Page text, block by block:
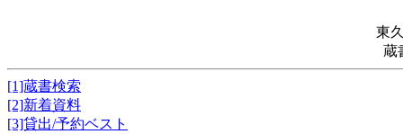
東
蔵
[1]蔵書検索
[2]新着資料
[3]貸出/予約ベスト